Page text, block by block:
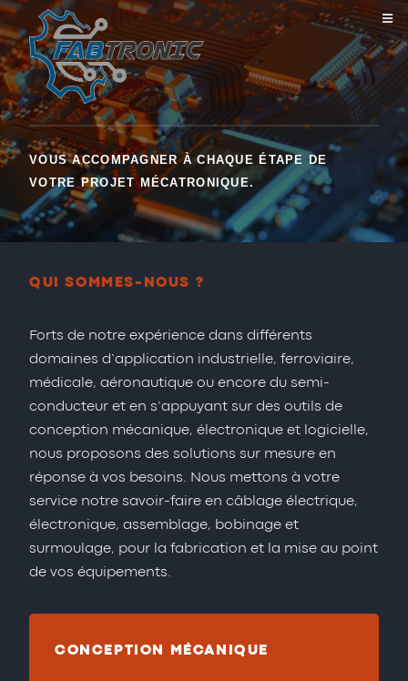
VOUS ACCOMPAGNER À CHAQUE ÉTAPE DE
VOTRE PROJET MÉCATRONIQUE.
QUI SOMMES-NOUS ?
Forts de notre expérience dans différents
domaines d’application industrielle, ferroviaire,
médicale, aéronautique ou encore du semi-
conducteur et en s’appuyant sur des outils de
conception mécanique, électronique et logicielle,
nous proposons des solutions sur mesure en
réponse à vos besoins. Nous mettons à votre
service notre savoir-faire en câblage électrique,
électronique, assemblage, bobinage et
surmoulage, pour la fabrication et la mise au point
de vos équipements.
CONCEPTION MÉCANIQUE